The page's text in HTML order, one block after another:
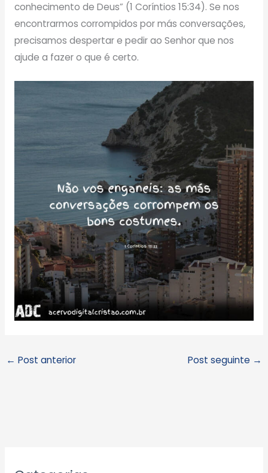
conhecimento de Deus” (1 Coríntios 15:34). Se nos
encontrarmos corrompidos por más conversações,
precisamos despertar e pedir ao Senhor que nos
ajude a fazer o que é certo.
← Post anterior Post seguinte →